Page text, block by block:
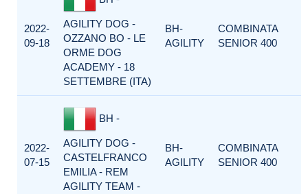
2022-
09-18
AGILITY DOG -
OZZANO BO - LE
ORME DOG
ACADEMY - 18
SETTEMBRE (ITA)
BH-
AGILITY
COMBINATA
SENIOR 400
2022-
07-15
BH -
AGILITY DOG -
CASTELFRANCO
EMILIA - REM
AGILITY TEAM -
BH-
AGILITY
COMBINATA
SENIOR 400